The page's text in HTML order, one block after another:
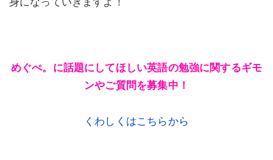
めぐぺ。に話題にしてほしい英語の勉強に関するギモ
ンやご質問を募集中！
くわしくはこちらから